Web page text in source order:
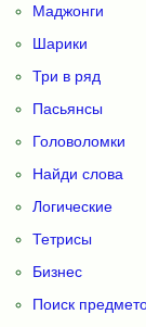
Маджонги
Шарики
Три в ряд
Пасьянсы
Головоломки
Найди слова
Логические
Тетрисы
Бизнес
Поиск